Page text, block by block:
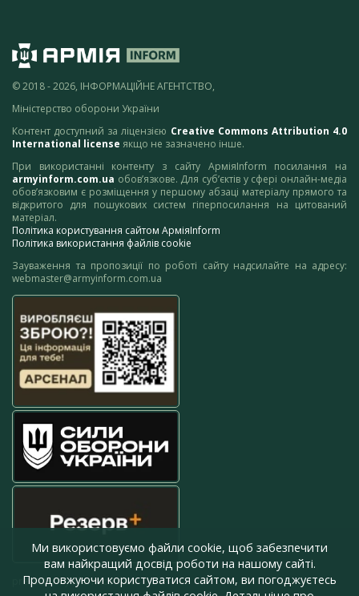
© 2018 - 2026, ІНФОРМАЦІЙНЕ АГЕНТСТВО,
Міністерство оборони України
Контент доступний за ліцензією Creative Commons Attribution 4.0
International license якщо не зазначено інше.
При використанні контенту з сайту АрміяInform посилання на
armyinform.com.ua обов’язкове. Для суб’єктів у сфері онлайн-медіа
обов’язковим є розміщення у першому абзаці матеріалу прямого та
відкритого для пошукових систем гіперпосилання на цитований
матеріал.
Політика користування сайтом АрміяInform
Політика використання файлів cookie
Зауваження та пропозиції по роботі сайту надсилайте на адресу:
webmaster@armyinform.com.ua
press@armyinform.com.ua
Ми використовуємо файли cookie, щоб забезпечити
вам найкращий досвід роботи на нашому сайті.
Продовжуючи користуватися сайтом, ви погоджуєтесь